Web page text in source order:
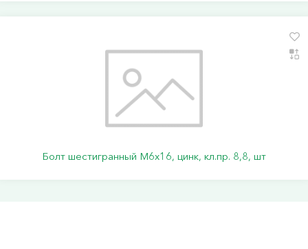
Болт шестигранный М6х16, цинк, кл.пр. 8,8, шт